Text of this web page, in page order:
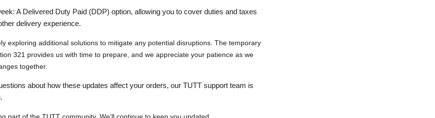
A Delivered Duty Paid (DDP) option, allowing you to cover duties and taxes
delivery experience.
exploring additional solutions to mitigate any potential disruptions. The temporary
321 provides us with time to prepare, and we appreciate your patience as we
together.
about how these updates affect your orders, our TUTT support team is